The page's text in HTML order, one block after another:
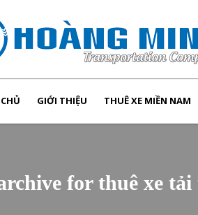
GIỚI THIỆU THUÊ XE MIỀN NAM
for thuê xe